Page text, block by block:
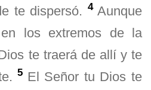
te dispersó.
4 Aunque
los extremos de la
te traerá de allí y te
5 El Señor tu Dios te